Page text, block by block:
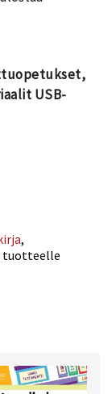
USB-
,
tuotteelle